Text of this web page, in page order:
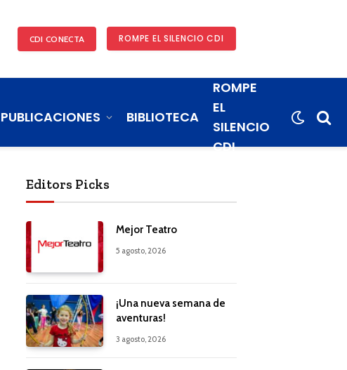
CDI CONECTA ROMPE EL SILENCIO CDI
PUBLICACIONES BIBLIOTECA
ROMPE
EL
SILENCIO
CDI
Editors Picks
Mejor Teatro
5 agosto, 2026
¡Una nueva semana de
aventuras!
3 agosto, 2026